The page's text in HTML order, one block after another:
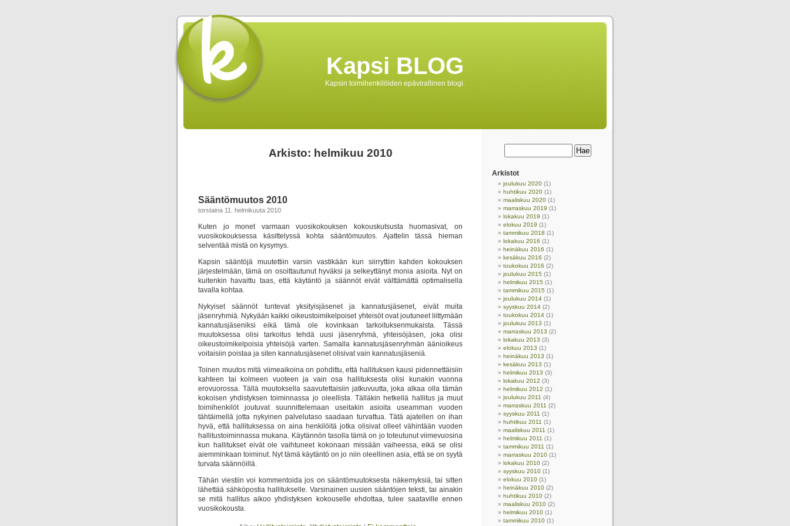
Kapsi BLOG
Kapsin toimihenkilöiden epävirallinen blogi.
Arkisto: helmikuu 2010
Sääntömuutos 2010
torstaina 11. helmikuuta 2010
Kuten jo monet varmaan vuosikokouksen kokouskutsusta huomasivat, on
vuosikokouksessa käsittelyssä kohta sääntömuutos. Ajattelin tässä hieman
selventää mistä on kysymys.
Kapsin sääntöjä muutettiin varsin vastikään kun siirryttiin kahden kokouksen
järjestelmään, tämä on osoittautunut hyväksi ja selkeyttänyt monia asioita. Nyt on
kuitenkin havaittu taas, että käytäntö ja säännöt eivät välttämättä optimalisella
tavalla kohtaa.
Nykyiset säännöt tuntevat yksityisjäsenet ja kannatusjäsenet, eivät muita
jäsenryhmiä. Nykyään kaikki oikeustoimikelpoiset yhteisöt ovat joutuneet liittymään
kannatusjäseniksi eikä tämä ole kovinkaan tarkoituksenmukaista. Tässä
muutoksessa olisi tarkoitus tehdä uusi jäsenryhmä, yhteisöjäsen, joka olisi
oikeustoimikelpoisia yhteisöjä varten. Samalla kannatusjäsenryhmän äänioikeus
voitaisiin poistaa ja siten kannatusjäsenet olisivat vain kannatusjäseniä.
Toinen muutos mitä viimeaikoina on pohdittu, että hallituksen kausi pidennettäisiin
kahteen tai kolmeen vuoteen ja vain osa hallituksesta olisi kunakin vuonna
erovuorossa. Tällä muutoksella saavutettaisiin jatkuvuutta, joka alkaa olla tämän
kokoisen yhdistyksen toiminnassa jo oleellista. Tälläkin hetkellä hallitus ja muut
toimihenkilöt joutuvat suunnittelemaan useitakin asioita useamman vuoden
tähtäimellä jotta nykyinen palvelutaso saadaan turvattua. Tätä ajatellen on ihan
hyvä, että hallituksessa on aina henkilöitä jotka olisivat olleet vähintään vuoden
hallitustoiminnassa mukana. Käytännön tasolla tämä on jo toteutunut viimevuosina
kun hallitukset eivät ole vaihtuneet kokonaan missään vaiheessa, eikä se olisi
aiemminkaan toiminut. Nyt tämä käytäntö on jo niin oleellinen asia, että se on syytä
turvata säännöillä.
Tähän viestiin voi kommentoida jos on sääntömuutoksesta näkemyksiä, tai sitten
lähettää sähköpostia hallitukselle. Varsinainen uusien sääntöjen teksti, tai ainakin
se mitä hallitus aikoo yhdistyksen kokouselle ehdottaa, tulee saataville ennen
vuosikokousta.
Arkistot
joulukuu 2020 (1)
huhtikuu 2020 (1)
maaliskuu 2020 (1)
marraskuu 2019 (1)
lokakuu 2019 (1)
elokuu 2019 (1)
tammikuu 2018 (1)
lokakuu 2016 (1)
heinäkuu 2016 (1)
kesäkuu 2016 (2)
toukokuu 2016 (2)
joulukuu 2015 (1)
helmikuu 2015 (1)
tammikuu 2015 (1)
joulukuu 2014 (1)
syyskuu 2014 (2)
toukokuu 2014 (1)
joulukuu 2013 (1)
marraskuu 2013 (2)
lokakuu 2013 (3)
elokuu 2013 (1)
heinäkuu 2013 (1)
kesäkuu 2013 (1)
helmikuu 2013 (3)
lokakuu 2012 (3)
helmikuu 2012 (1)
joulukuu 2011 (4)
marraskuu 2011 (2)
syyskuu 2011 (1)
huhtikuu 2011 (1)
maaliskuu 2011 (1)
helmikuu 2011 (1)
tammikuu 2011 (1)
marraskuu 2010 (1)
lokakuu 2010 (2)
syyskuu 2010 (1)
elokuu 2010 (1)
heinäkuu 2010 (2)
huhtikuu 2010 (2)
maaliskuu 2010 (2)
helmikuu 2010 (1)
tammikuu 2010 (1)